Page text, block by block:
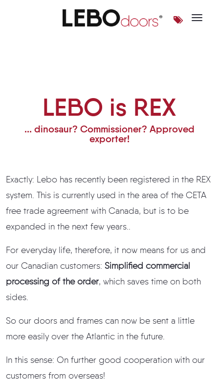
Toggle
LEBO is REX
... dinosaur? Commissioner? Approved
exporter!
Exactly: Lebo has recently been registered in the REX
system. This is currently used in the area of the CETA
free trade agreement with Canada, but is to be
expanded in the next few years..
For everyday life, therefore, it now means for us and
our Canadian customers: Simplified commercial
processing of the order, which saves time on both
sides.
So our doors and frames can now be sent a little
more easily over the Atlantic in the future.
In this sense: On further good cooperation with our
customers from overseas!